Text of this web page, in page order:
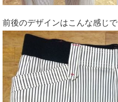
前後のデザインはこんな感じで